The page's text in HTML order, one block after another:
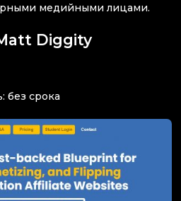
медийными лицами.
Diggity
без срока